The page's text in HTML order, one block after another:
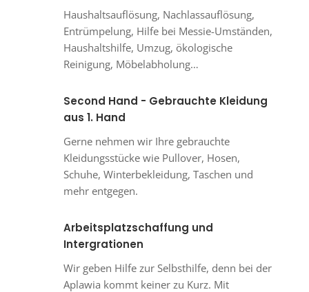
Haushaltsauflösung, Nachlassauflösung,
Entrümpelung, Hilfe bei Messie-Umständen,
Haushaltshilfe, Umzug, ökologische
Reinigung, Möbelabholung…
Second Hand - Gebrauchte Kleidung
aus 1. Hand
Gerne nehmen wir Ihre gebrauchte
Kleidungsstücke wie Pullover, Hosen,
Schuhe, Winterbekleidung, Taschen und
mehr entgegen.
Arbeitsplatzschaffung und
Intergrationen
Wir geben Hilfe zur Selbsthilfe, denn bei der
Aplawia kommt keiner zu Kurz. Mit